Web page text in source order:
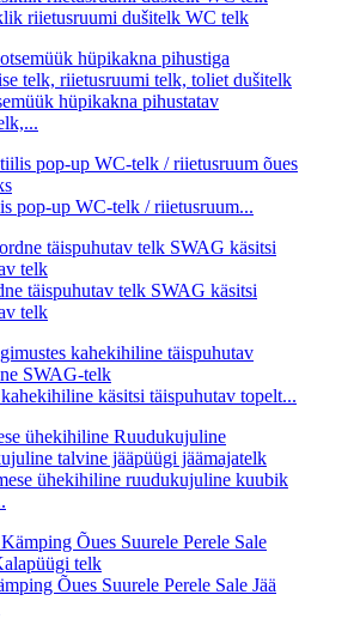
riietusruumi dušitelk WC telk
hüpikakna pihustatav
pop-up WC-telk / riietusruum...
täispuhutav telk SWAG käsitsi
telk
käsitsi täispuhutav topelt...
ühekihiline ruudukujuline kuubik
Õues Suurele Perele Sale Jää